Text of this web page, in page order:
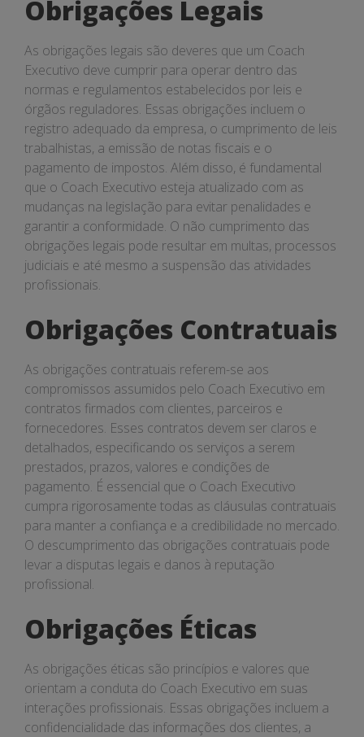
Obrigações Legais
As obrigações legais são deveres que um Coach
Executivo deve cumprir para operar dentro das
normas e regulamentos estabelecidos por leis e
órgãos reguladores. Essas obrigações incluem o
registro adequado da empresa, o cumprimento de leis
trabalhistas, a emissão de notas fiscais e o
pagamento de impostos. Além disso, é fundamental
que o Coach Executivo esteja atualizado com as
mudanças na legislação para evitar penalidades e
garantir a conformidade. O não cumprimento das
obrigações legais pode resultar em multas, processos
judiciais e até mesmo a suspensão das atividades
profissionais.
Obrigações Contratuais
As obrigações contratuais referem-se aos
compromissos assumidos pelo Coach Executivo em
contratos firmados com clientes, parceiros e
fornecedores. Esses contratos devem ser claros e
detalhados, especificando os serviços a serem
prestados, prazos, valores e condições de
pagamento. É essencial que o Coach Executivo
cumpra rigorosamente todas as cláusulas contratuais
para manter a confiança e a credibilidade no mercado.
O descumprimento das obrigações contratuais pode
levar a disputas legais e danos à reputação
profissional.
Obrigações Éticas
As obrigações éticas são princípios e valores que
orientam a conduta do Coach Executivo em suas
interações profissionais. Essas obrigações incluem a
confidencialidade das informações dos clientes, a